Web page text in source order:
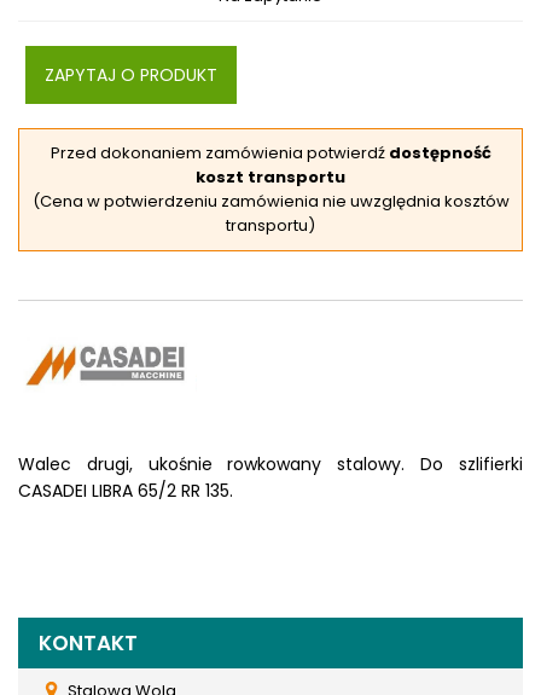
ZAPYTAJ O PRODUKT
Przed dokonaniem zamówienia potwierdź dostępność
koszt transportu
(Cena w potwierdzeniu zamówienia nie uwzględnia kosztów
transportu)
Walec drugi, ukośnie rowkowany stalowy. Do szlifierki
CASADEI LIBRA 65/2 RR 135.
KONTAKT